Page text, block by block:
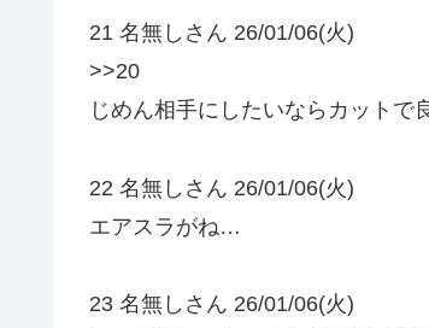
21 名無しさん 26/01/06(火)
>>20
じめん相手にしたいならカットで
22 名無しさん 26/01/06(火)
エアスラがね…
23 名無しさん 26/01/06(火)